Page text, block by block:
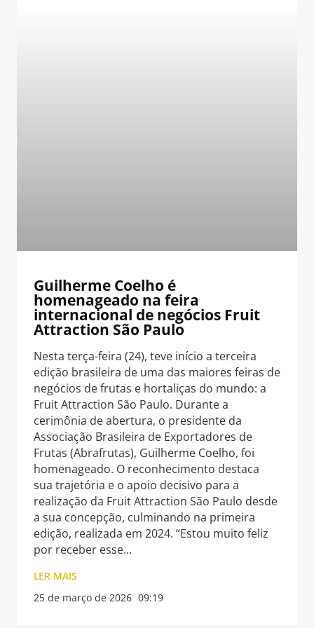
Guilherme Coelho é
homenageado na feira
internacional de negócios Fruit
Attraction São Paulo
Nesta terça-feira (24), teve início a terceira
edição brasileira de uma das maiores feiras de
negócios de frutas e hortaliças do mundo: a
Fruit Attraction São Paulo. Durante a
cerimônia de abertura, o presidente da
Associação Brasileira de Exportadores de
Frutas (Abrafrutas), Guilherme Coelho, foi
homenageado. O reconhecimento destaca
sua trajetória e o apoio decisivo para a
realização da Fruit Attraction São Paulo desde
a sua concepção, culminando na primeira
edição, realizada em 2024. “Estou muito feliz
por receber esse
LER MAIS
25 de março de 2026 09:19